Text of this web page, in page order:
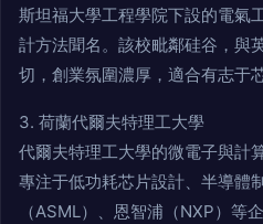
斯坦福大學工程學院下設的電氣
計方法聞名。該校毗鄰硅谷，與
切，創業氛圍濃厚，適合有志于
3. 荷蘭代爾夫特理工大學
代爾夫特理工大學的微電子與計
專注于低功耗芯片設計、半導體
（ASML）、恩智浦（NXP）等